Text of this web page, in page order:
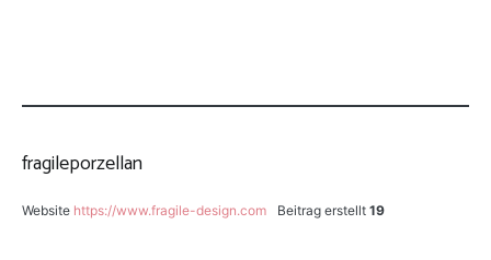
fragileporzellan
Website https://www.fragile-design.com Beitrag erstellt 19